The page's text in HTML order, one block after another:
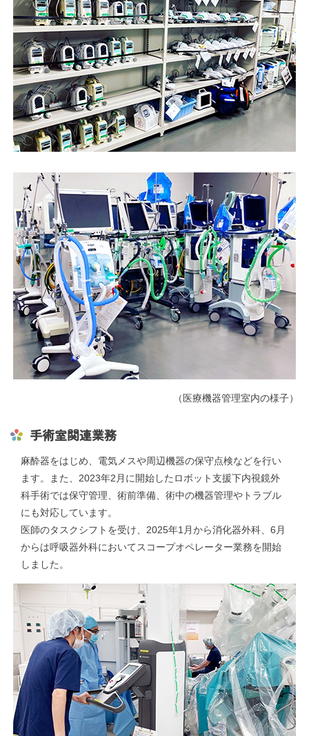
（医療機器管理室内の様子）
手術室関連業務
麻酔器をはじめ、電気メスや周辺機器の保守点検などを行い
ます。また、2023年2月に開始したロボット支援下内視鏡外
科手術では保守管理、術前準備、術中の機器管理やトラブル
にも対応しています。
医師のタスクシフトを受け、2025年1月から消化器外科、6月
からは呼吸器外科においてスコープオペレーター業務を開始
しました。